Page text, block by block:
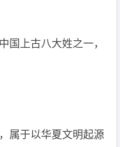
国上古八大姓之一，
属于以华夏文明起源